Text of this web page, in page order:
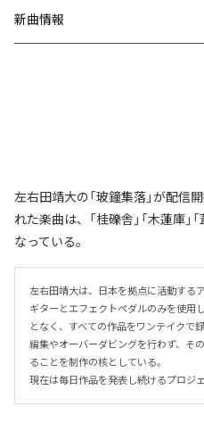
新曲情報
左右田靖大の「玻鐘集落」が配信
れた楽曲は、「桂礫舎」「木蓮庫」
なっている。
左右田靖大は、日本を拠点に活動する
ギターとエフェクトペダルのみを使用
となく、すべての作品をワンテイクで録
編集やオーバーダビングを行わず、そ
ることを制作の核としている。
現在は毎日作品を発表し続けるプロジ